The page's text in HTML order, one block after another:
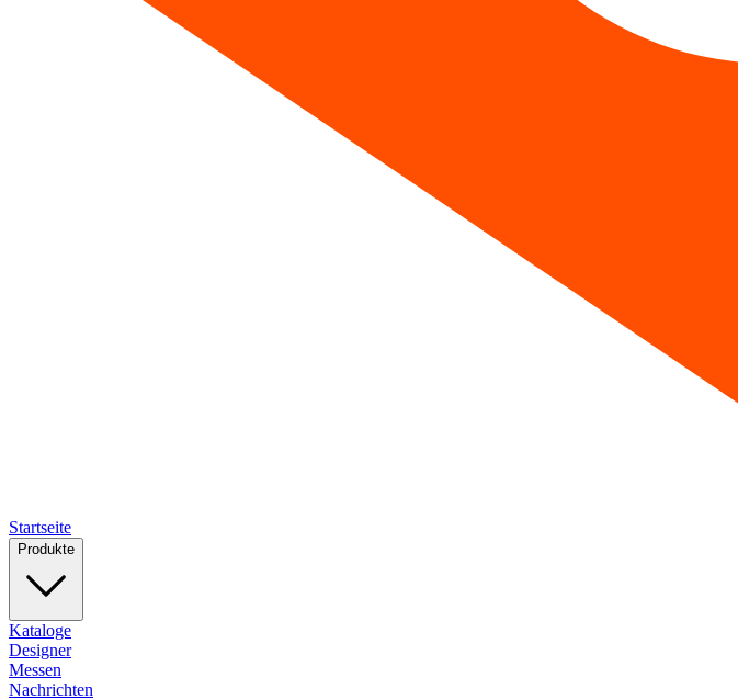
Startseite
Produkte
Kataloge
Designer
Messen
Nachrichten